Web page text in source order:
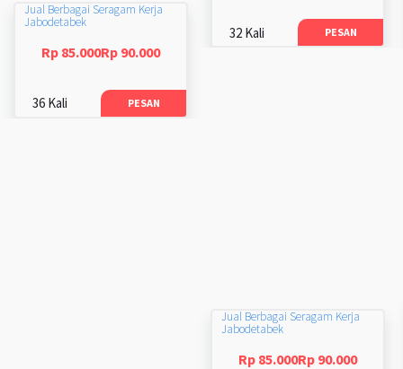
32 Kali PESAN
Jual Berbagai Seragam Kerja
Jabodetabek
Rp 85.000Rp 90.000
36 Kali PESAN
Jual Berbagai Seragam Kerja
Jabodetabek
Rp 85.000Rp 90.000